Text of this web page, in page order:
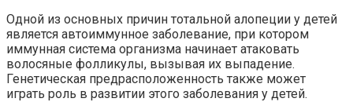
Одной из основных причин тотальной алопеции у детей
является автоиммунное заболевание, при котором
иммунная система организма начинает атаковать
волосяные фолликулы, вызывая их выпадение.
Генетическая предрасположенность также может
играть роль в развитии этого заболевания у детей.